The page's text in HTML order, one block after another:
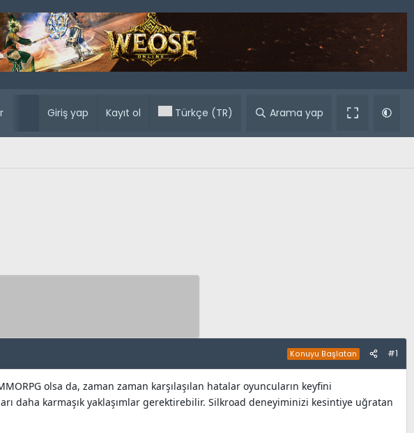
Yaklaşan sunucular
Giriş yap Kayıt ol Türkçe (TR) Arama yap
Konuyu Başlatan #1
olsa da, zaman zaman karşılaşılan hatalar oyuncuların keyfini
daha karmaşık yaklaşımlar gerektirebilir. Silkroad deneyiminizi kesintiye uğratan